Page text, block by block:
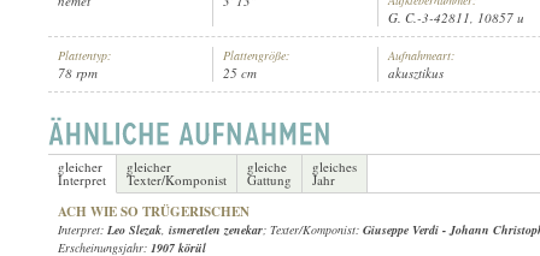
G. C.-3-42811, 10857 u
Plattentyp:
78 rpm
Plattengröße:
25 cm
Aufnahmeart:
akusztikus
gleicher
Interpret
gleicher
Texter/Komponist
gleiche
Gattung
gleiches
Jahr
ACH WIE SO TRÜGERISCHEN
Interpret: Leo Slezak, ismeretlen zenekar; Texter/Komponist: Giuseppe Verdi -Johann
Erscheinungsjahr: 1907 körül